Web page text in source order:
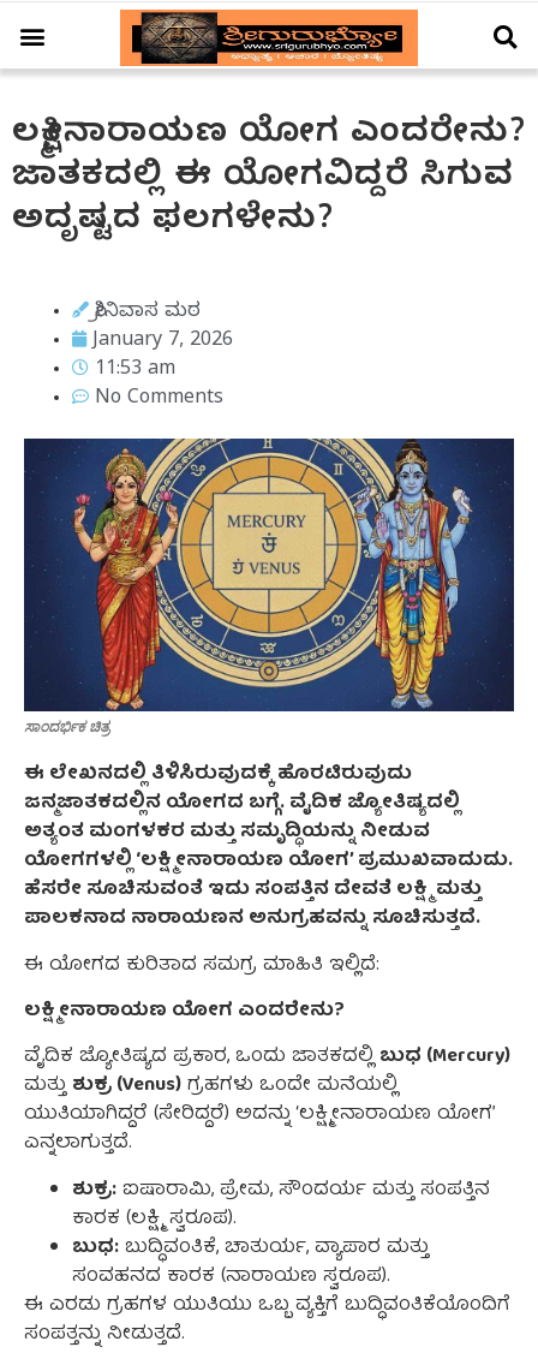
ಲಕ್ಷ್ಮೀನಾರಾಯಣ ಯೋಗ ಎಂದರೇನು?
ಜಾತಕದಲ್ಲಿ ಈ ಯೋಗವಿದ್ದರೆ ಸಿಗುವ
ಅದೃಷ್ಟದ ಫಲಗಳೇನು?
ಶ್ರೀನಿವಾಸ ಮಠ
January 7, 2026
11:53 am
No Comments
ಸಾಂದರ್ಭಿಕ ಚಿತ್ರ
ಈ ಲೇಖನದಲ್ಲಿ ತಿಳಿಸಿರುವುದಕ್ಕೆ ಹೊರಟಿರುವುದು
ಜನ್ಮಜಾತಕದಲ್ಲಿನ ಯೋಗದ ಬಗ್ಗೆ. ವೈದಿಕ ಜ್ಯೋತಿಷ್ಯದಲ್ಲಿ
ಅತ್ಯಂತ ಮಂಗಳಕರ ಮತ್ತು ಸಮೃದ್ಧಿಯನ್ನು ನೀಡುವ
ಯೋಗಗಳಲ್ಲಿ ‘ಲಕ್ಷ್ಮೀನಾರಾಯಣ ಯೋಗ’ ಪ್ರಮುಖವಾದುದು.
ಹೆಸರೇ ಸೂಚಿಸುವಂತೆ ಇದು ಸಂಪತ್ತಿನ ದೇವತೆ ಲಕ್ಷ್ಮಿ ಮತ್ತು
ಪಾಲಕನಾದ ನಾರಾಯಣನ ಅನುಗ್ರಹವನ್ನು ಸೂಚಿಸುತ್ತದೆ.
ಈ ಯೋಗದ ಕುರಿತಾದ ಸಮಗ್ರ ಮಾಹಿತಿ ಇಲ್ಲಿದೆ:
ಲಕ್ಷ್ಮೀನಾರಾಯಣ ಯೋಗ ಎಂದರೇನು?
ವೈದಿಕ ಜ್ಯೋತಿಷ್ಯದ ಪ್ರಕಾರ, ಒಂದು ಜಾತಕದಲ್ಲಿಬುಧ (Mercury)
ಮತ್ತುಶುಕ್ರ (Venus)ಗ್ರಹಗಳು ಒಂದೇ ಮನೆಯಲ್ಲಿ
ಯುತಿಯಾಗಿದ್ದರೆ (ಸೇರಿದ್ದರೆ) ಅದನ್ನು ‘ಲಕ್ಷ್ಮೀನಾರಾಯಣ ಯೋಗ’
ಎನ್ನಲಾಗುತ್ತದೆ.
ಶುಕ್ರ:ಐಷಾರಾಮಿ, ಪ್ರೇಮ, ಸೌಂದರ್ಯ ಮತ್ತು ಸಂಪತ್ತಿನ
ಕಾರಕ (ಲಕ್ಷ್ಮಿ ಸ್ವರೂಪ).
ಬುಧ:ಬುದ್ಧಿವಂತಿಕೆ, ಚಾತುರ್ಯ, ವ್ಯಾಪಾರ ಮತ್ತು
ಸಂವಹನದ ಕಾರಕ (ನಾರಾಯಣ ಸ್ವರೂಪ).
ಈ ಎರಡು ಗ್ರಹಗಳ ಯುತಿಯು ಒಬ್ಬ ವ್ಯಕ್ತಿಗೆ ಬುದ್ಧಿವಂತಿಕೆಯೊಂದಿಗೆ
ಸಂಪತ್ತನ್ನು ನೀಡುತ್ತದೆ.